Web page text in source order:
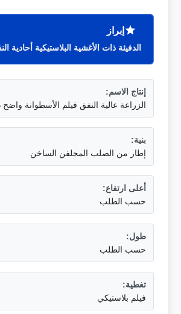
إبراز
الدفيئة ذات الأغشية البلاستيكية أحادية
إنتاج الاسم:
الزراعة عالية النفق فيلم الأسطوانة واضح
بنية:
إطار من الصلب المجلفن الساخن
أعلى ارتفاع:
حسب الطلب
طول:
حسب الطلب
تغطية:
فيلم بلاستيكي